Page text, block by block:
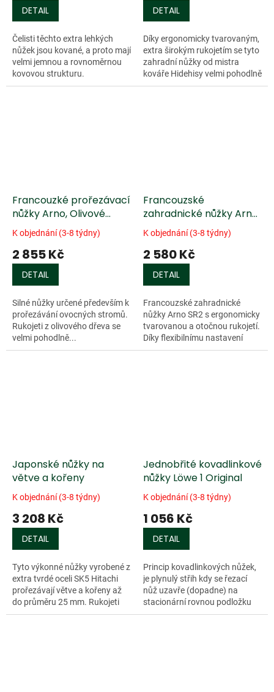
DETAIL
Čelisti těchto extra lehkých
nůžek jsou kované, a proto mají
velmi jemnou a rovnoměrnou
kovovou strukturu.
Integrovaná středová
DETAIL
Díky ergonomicky tvarovaným,
extra širokým rukojetím se tyto
zahradní nůžky od mistra
kováře Hidehisy velmi pohodlně
drží...
Francouzké prořezávací
nůžky Arno, Olivové
dřevo
K objednání (3-8 týdny)
2 855 Kč
DETAIL
Silné nůžky určené především k
prořezávání ovocných stromů.
Rukojeti z olivového dřeva se
velmi pohodlně...
Francouzské
zahradnické nůžky Arno
(otočná rukojeť)
K objednání (3-8 týdny)
2 580 Kč
DETAIL
Francouzské zahradnické
nůžky Arno SR2 s ergonomicky
tvarovanou a otočnou rukojetí.
Díky flexibilnímu nastavení
rukojeti je minimalizována
Japonské nůžky na
větve a kořeny
K objednání (3-8 týdny)
3 208 Kč
DETAIL
Tyto výkonné nůžky vyrobené z
extra tvrdé oceli SK5 Hitachi
prořezávají větve a kořeny až
do průměru 25 mm. Rukojeti
jsou...
Jednobřité kovadlinkové
nůžky Löwe 1 Original
K objednání (3-8 týdny)
1 056 Kč
DETAIL
Princip kovadlinkových nůžek,
je plynulý střih kdy se řezací
nůž uzavře (dopadne) na
stacionární rovnou podložku
(kovadlinku), umožňuje...